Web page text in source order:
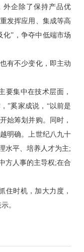
外企除了保持产品优
发挥应用、集成等高
化”，争夺中低端市场
有不少变化，即主动
集中在技术层面，
”奚家成说，“以前是
始筹划并购。同时，
明确。上世纪八九十
水平、培养人才为主;
方人事的主导权;在合
时机，加大力度，
。